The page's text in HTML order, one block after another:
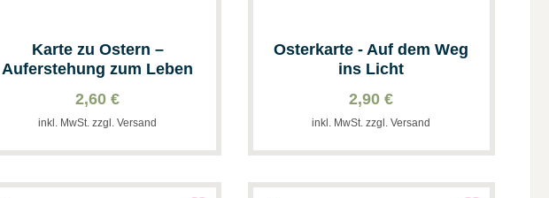
Karte zu Ostern –
Auferstehung zum Leben
2,60 €
inkl. MwSt. zzgl. Versand
Osterkarte - Auf dem Weg
ins Licht
2,90 €
inkl. MwSt. zzgl. Versand